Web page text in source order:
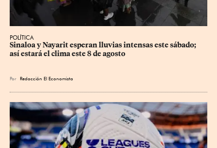
POLÍTICA
Sinaloa y Nayarit esperan lluvias intensas este sábado;
así estará el clima este 8 de agosto
Por Redacción El Economista